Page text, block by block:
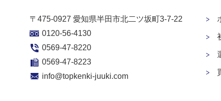
〒475-0927 愛知県半田市北二ツ坂町3-7-22
0120-56-4130
0569-47-8220
0569-47-8223
info@topkenki-juuki.com